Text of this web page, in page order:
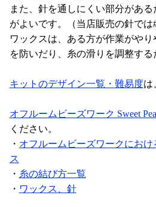
また、針を通しにくい部分があ
がよいです。（当店販売の針では
ワックスは、ある方が作業がや
を防いだり、糸の滑りを調整する
キットのデザイン一覧・難易度は
オフルームビーズワーク Sweet Pea
ください。
・ オフルームビーズワークにお
ス
・ 糸の結び方一覧
・ ワックス、針